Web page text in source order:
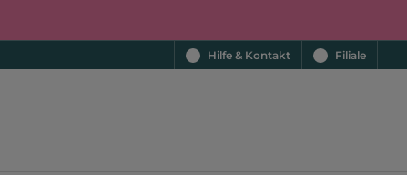
Hilfe & Kontakt Filiale